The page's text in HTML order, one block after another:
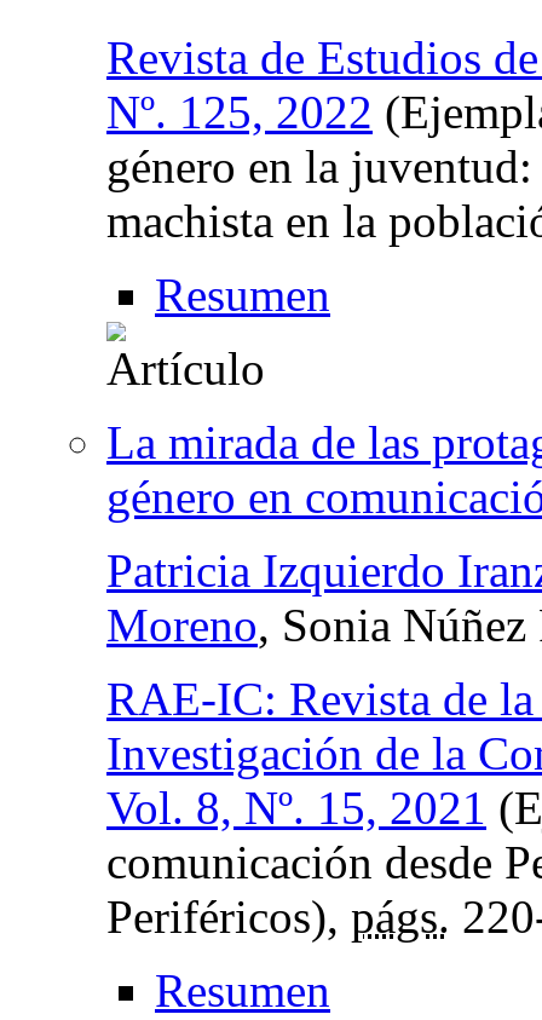
Revista de Estudios
Nº. 125, 2022
género en la
machista en la
Resumen
La mirada de las
género en
Patricia Izquierdo
Moreno, Sonia Núñez
RAE-IC: Revista de
Investigación de la
Vol. 8, Nº. 15, 2021
comunicación desde
Periféricos), págs.
Resumen